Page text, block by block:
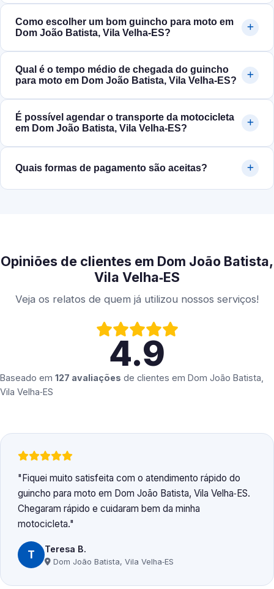
Como escolher um bom guincho para moto em
Dom João Batista, Vila Velha‑ES?
Qual é o tempo médio de chegada do guincho
para moto em Dom João Batista, Vila Velha‑ES?
É possível agendar o transporte da motocicleta
em Dom João Batista, Vila Velha‑ES?
Quais formas de pagamento são aceitas?
Opiniões de clientes em Dom João Batista,
Vila Velha‑ES
Veja os relatos de quem já utilizou nossos serviços!
4.9
Baseado em 127 avaliações de clientes em Dom João Batista,
Vila Velha‑ES
Fiquei muito satisfeita com o atendimento rápido do
guincho para moto em Dom João Batista, Vila Velha‑ES.
Chegaram rápido e cuidaram bem da minha
motocicleta.
T Teresa B.
Dom João Batista, Vila Velha‑ES